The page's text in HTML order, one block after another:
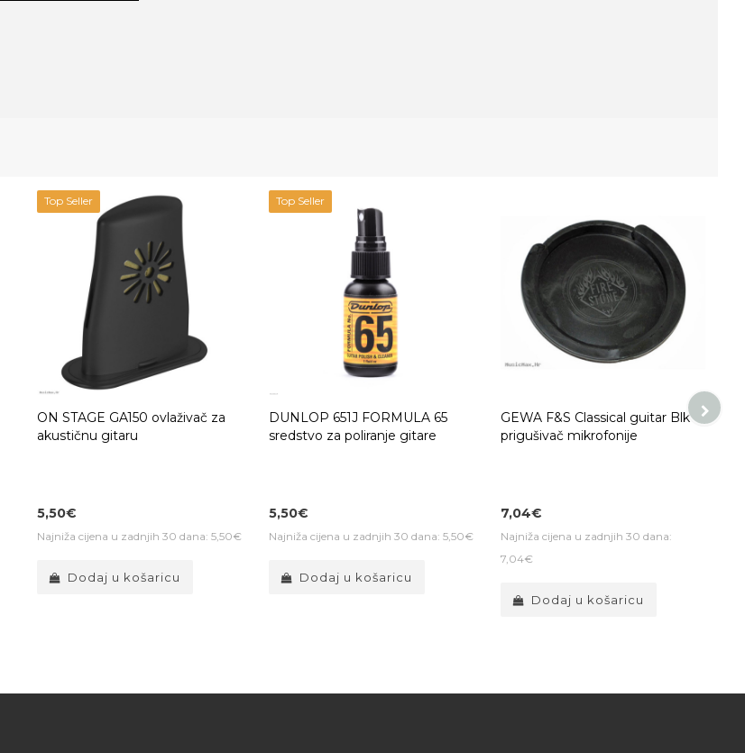
Top Seller
ON STAGE GA150 ovlaživač za
akustičnu gitaru
5,50€
Najniža cijena u zadnjih 30 dana: 5,50€
Dodaj u košaricu
Top Seller
DUNLOP 651J FORMULA 65
sredstvo za poliranje gitare
5,50€
Najniža cijena u zadnjih 30 dana: 5,50€
Dodaj u košaricu
GEWA F&S Classical guitar Blk
prigušivač mikrofonije
7,04€
Najniža cijena u zadnjih 30 dana:
7,04€
Dodaj u košaricu